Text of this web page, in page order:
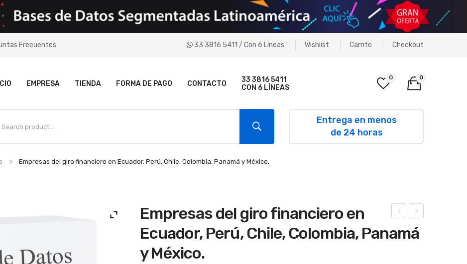
Frecuentes 33 3816 5411 / Con 6 Líneas Wishlist Carrito Checkout
EMPRESA TIENDA FORMA DE PAGO CONTACTO
33 3816 5411
CON 6 LÍNEAS
0 0
No products in the cart.
Entrega en menos
de 24 horas
Empresas del giro financiero en Ecuador, Perú, Chile, Colombia, Panamá y México.
stri
mpr
esa
Empresas del giro financiero en
Ecuador, Perú, Chile, Colombia, Panamá
y México.